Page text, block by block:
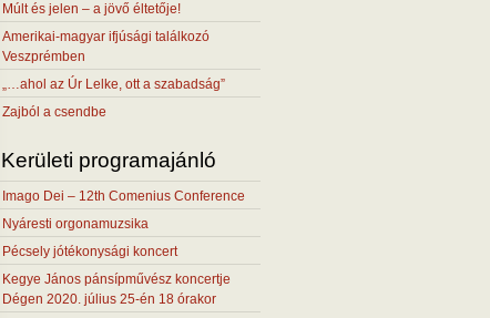
Múlt és jelen – a jövő éltetője!
Amerikai-magyar ifjúsági találkozó
Veszprémben
„…ahol az Úr Lelke, ott a szabadság”
Zajból a csendbe
Kerületi programajánló
Imago Dei – 12th Comenius Conference
Nyáresti orgonamuzsika
Pécsely jótékonysági koncert
Kegye János pánsípművész koncertje
Dégen 2020. július 25-én 18 órakor